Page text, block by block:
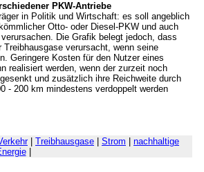
PKW-Antriebe
in Politik und Wirtschaft: es soll angeblich
Otto- oder Diesel-PKW und auch
Die Grafik belegt jedoch, dass
verursacht, wenn seine
Geringere Kosten für den Nutzer eines
realisiert werden, wenn der zurzeit noch
und zusätzlich ihre Reichweite durch
- 200 km mindestens verdoppelt werden
| Treibhausgase Strom
nachhaltige
|